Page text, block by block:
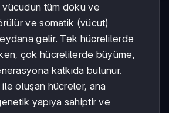
vücudun tüm doku ve
ve somatik (vücut)
gelir. Tek hücrelilerde
çok hücrelilerde büyüme,
katkıda bulunur.
oluşan hücreler, ana
yapıya sahiptir ve